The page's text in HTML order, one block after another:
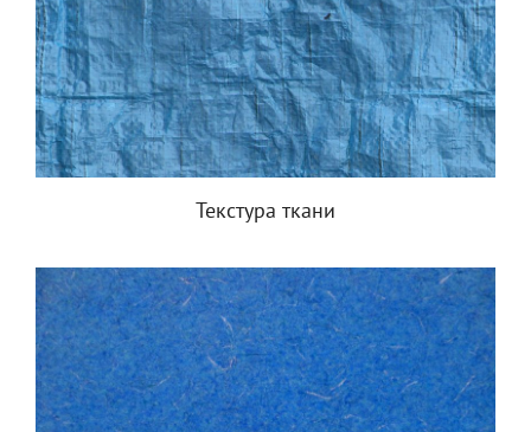
Текстура ткани